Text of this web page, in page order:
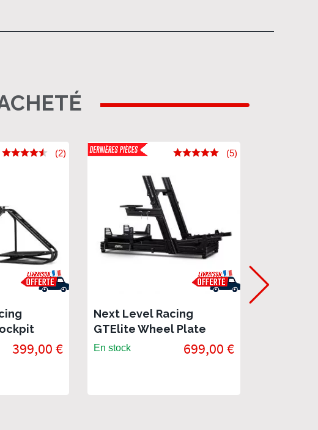
(2)
399,00 €
Next Level Racing
GTElite Wheel Plate
Edition - Cockpit
Simracing en aluminium
(5)
En stock 699,00 €